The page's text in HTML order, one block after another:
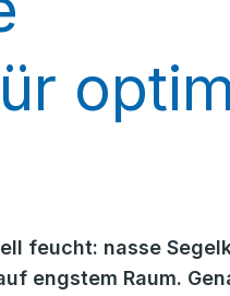
feucht: nasse
engstem Raum.